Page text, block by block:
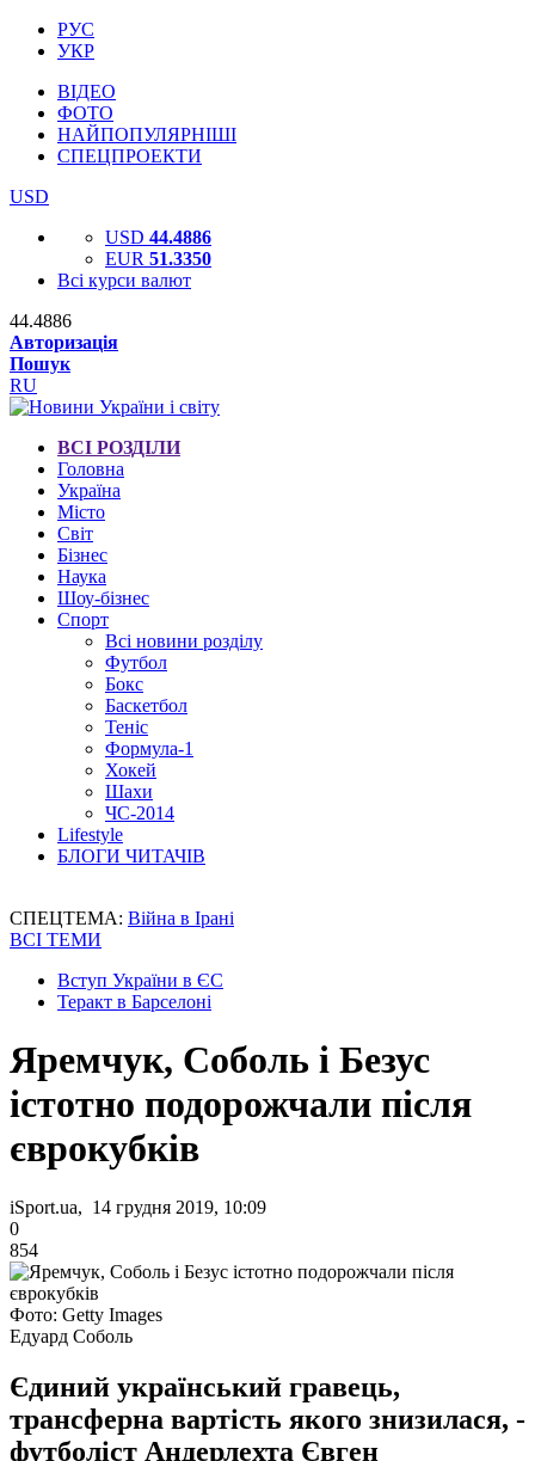
РУС
УКР
ВІДЕО
ФОТО
НАЙПОПУЛЯРНІШІ
СПЕЦПРОЕКТИ
USD
USD 44.4886
EUR 51.3350
Всі курси валют
44.4886
Авторизація
Пошук
RU
ВСІ РОЗДІЛИ
Головна
Україна
Місто
Світ
Бізнес
Наука
Шоу-бізнес
Спорт
Всі новини розділу
Футбол
Бокс
Баскетбол
Теніс
Формула-1
Хокей
Шахи
ЧС-2014
Lifestyle
БЛОГИ ЧИТАЧІВ
СПЕЦТЕМА: Війна в Ірані
ВСІ ТЕМИ
Вступ України в ЄС
Теракт в Барселоні
Яремчук, Соболь і Безус
істотно подорожчали після
єврокубків
iSport.ua, 14 грудня 2019, 10:09
0
854
Фото: Getty Images
Едуард Соболь
Єдиний український гравець,
трансферна вартість якого знизилася, -
футболіст Андерлехта Євген